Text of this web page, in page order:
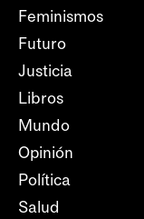
Feminismos
Futuro
Justicia
Libros
Mundo
Opinión
Política
Salud